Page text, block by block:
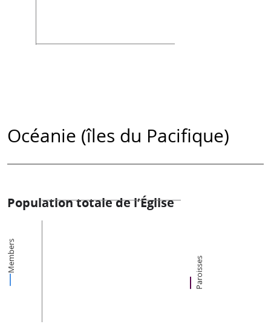
Océanie (îles du Pacifique)
Population totale de l’Église
Members Paroisses